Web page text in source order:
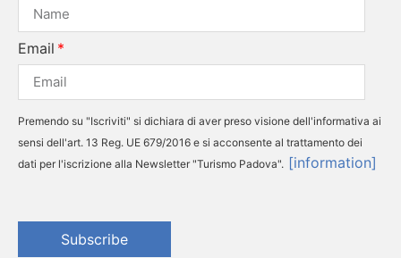
Email
Premendo su "Iscriviti" si dichiara di aver preso visione dell'informativa ai
sensi dell'art. 13 Reg. UE 679/2016 e si acconsente al trattamento dei
dati per l'iscrizione alla Newsletter "Turismo Padova". [information]
Subscribe